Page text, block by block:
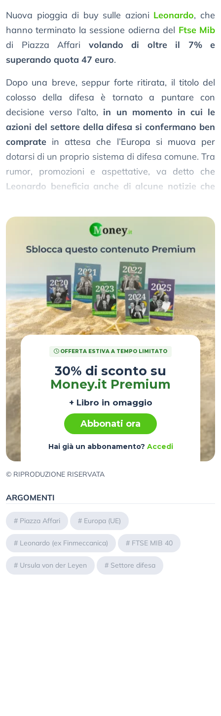
Nuova pioggia di buy sulle azioni Leonardo, che
hanno terminato la sessione odierna del Ftse Mib
di Piazza Affari volando di oltre il 7% e
superando quota 47 euro.
Dopo una breve, seppur forte ritirata, il titolo del
colosso della difesa è tornato a puntare con
decisione verso l’alto, in un momento in cui le
azioni del settore della difesa si confermano ben
comprate in attesa che l’Europa si muova per
dotarsi di un proprio sistema di difesa comune. Tra
rumor, promozioni e aspettative, va detto che
Leonardo beneficia anche di alcune notizie che
OFFERTA ESTIVA A TEMPO LIMITATO
30% di sconto su
Money.it Premium
+ Libro in omaggio
Abbonati ora
Hai già un abbonamento? Accedi
© RIPRODUZIONE RISERVATA
ARGOMENTI
# Piazza Affari # Europa (UE)
# Leonardo (ex Finmeccanica) # FTSE MIB 40
# Ursula von der Leyen # Settore difesa